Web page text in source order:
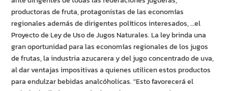
productoras de fruta, protagonistas de las economías
regionales además de dirigentes políticos interesados, …el
Proyecto de Ley de Uso de Jugos Naturales. La ley brinda una
gran oportunidad para las economías regionales de los jugos
de frutas, la industria azucarera y del jugo concentrado de uva,
al dar ventajas impositivas a quienes utilicen estos productos
para endulzar bebidas analcóholicas. "Esto favorecerá el